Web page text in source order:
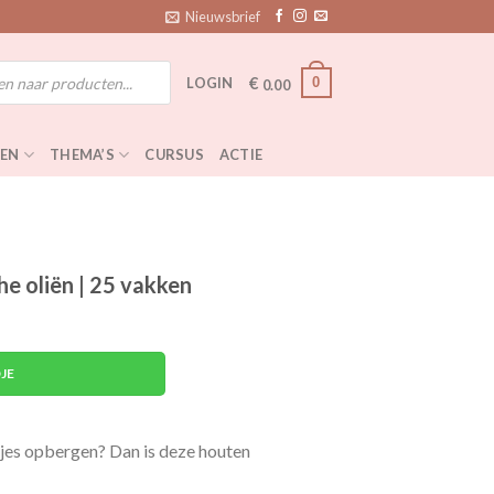
Nieuwsbrief
LOGIN € 0.00 0
THEMA’S CURSUS ACTIE
oliën | 25 vakken
opbergen? Dan is deze houten